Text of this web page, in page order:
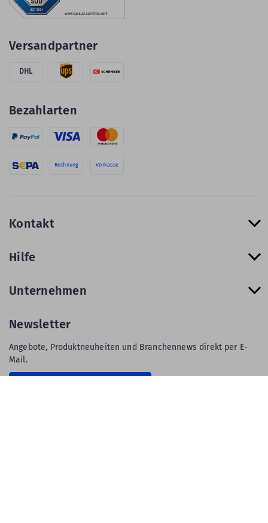
Versandpartner
DHL
Bezahlarten
Rechnung Vorkasse
Kontakt
Hilfe
Unternehmen
Newsletter
Angebote, Produktneuheiten und Branchennews direkt per E-
Mail.